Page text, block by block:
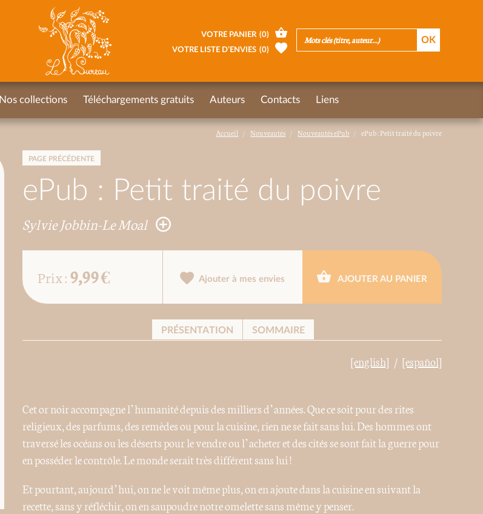
Accueil Nouveautés Nouveautés ePub ePub : Petit traité du poivre
PAGE PRÉCÉDENTE
ePub : Petit traité du poivre
Sylvie Jobbin-Le Moal
Prix :9,99 € Ajouter à mes envies AJOUTER AU PANIER
PRÉSENTATION SOMMAIRE
[english] [español]
Cet or noir accompagne l’humanité depuis des milliers d’années. Que ce soit pour des rites
religieux, des parfums, des remèdes ou pour la cuisine, rien ne se fait sans lui. Des hommes ont
traversé les océans ou les déserts pour le vendre ou l’acheter et des cités se sont fait la guerre pour
en posséder le contrôle. Le monde serait très différent sans lui !
Et pourtant, aujourd’hui, on ne le voit même plus, on en ajoute dans la cuisine en suivant la
recette, sans y réfléchir, on en saupoudre notre omelette sans même y penser.
VOTRE PANIER (0)
VOTRE LISTE D’ENVIES (0)
Nos collections Téléchargements gratuits Auteurs Contacts Liens